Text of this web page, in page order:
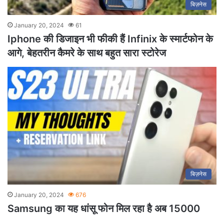
बिज़नेस
January 20, 2024 61
Iphone की डिजाइन भी फीकी हैं Infinix के स्मार्टफोन के
आगे, बेहतरीन कैमरे के साथ बहुत सारा स्टोरेज
बिज़नेस
January 20, 2024 676
Samsung का यह धांसू फोन मिल रहा है अब 15000